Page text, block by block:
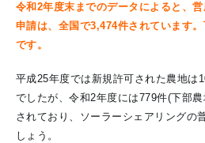
令和2年度末までのデータによると、
申請は、全国で3,474件されています
です。
平成25年度では新規許可された農地は
でしたが、令和2年度には779件(下部
されており、ソーラーシェアリングの
しょう。